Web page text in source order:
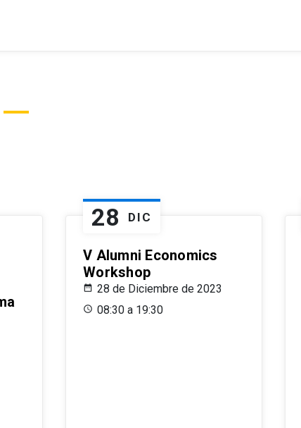
28 DIC
V Alumni Economics
Workshop
28 de Diciembre de 2023
08:30 a 19:30